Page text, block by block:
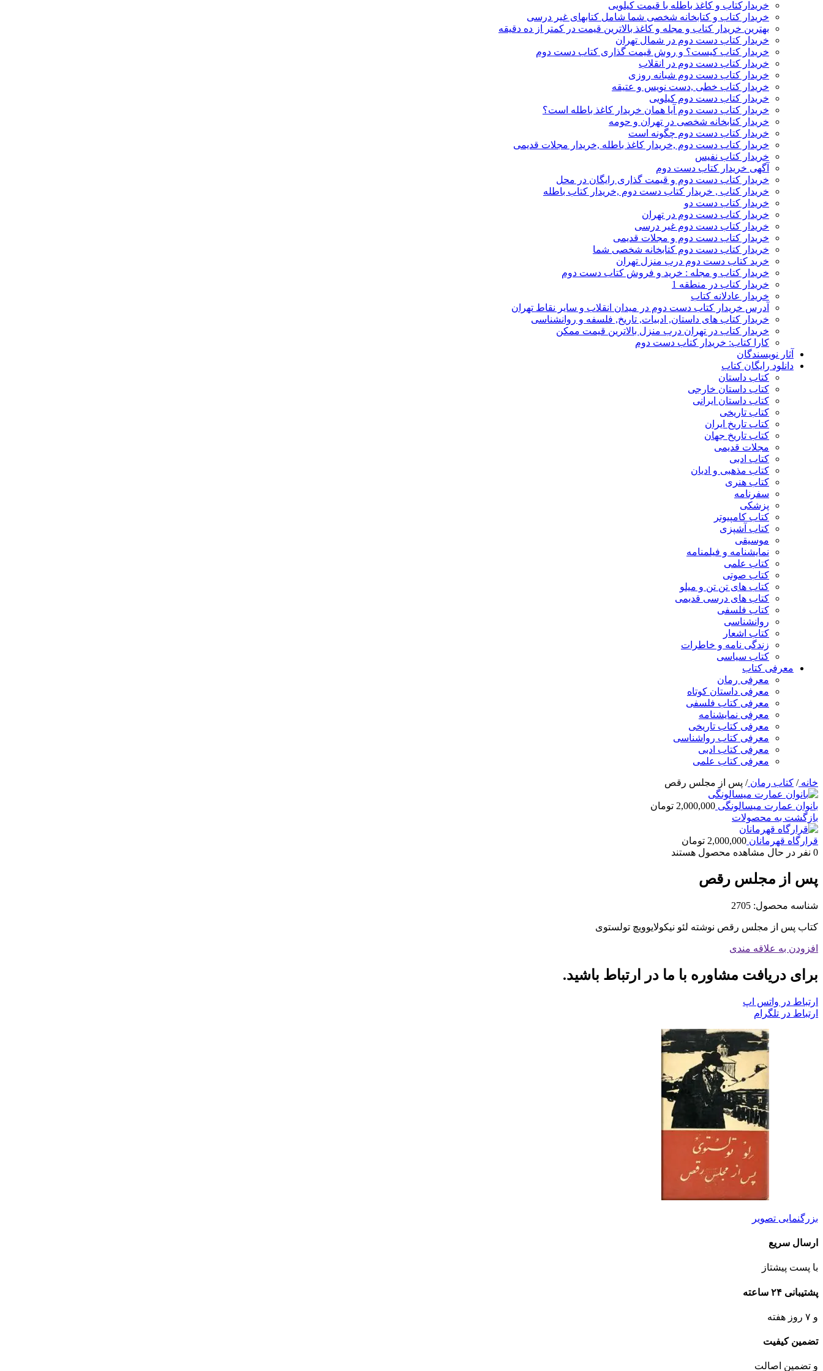
خریدارکتاب و کاغذ باطله با قیمت کیلویی
خریدار کتاب و کتابخانه شخصی شما شامل کتابهای غیر درسی
بهترین خریدار کتاب و مجله و کاغذ بالاترین قیمت در کمتر از ده دقیقه
خریدار کتاب دست دوم در شمال تهران
خریدار کتاب کیست؟ و روش قیمت گذاری کتاب دست دوم
خریدار کتاب دست دوم در انقلاب
خریدار کتاب دست دوم شبانه روزی
خریدار کتاب خطی ,دست نویس و عتیقه
خریدار کتاب دست دوم کیلویی
خریدار کتاب دست دوم آیا همان خریدار کاغذ باطله است؟
خریدار کتابخانه شخصی در تهران و حومه
خریدار کتاب دست دوم چگونه است
خریدار کتاب دست دوم ,خریدار کاغذ باطله ,خریدار مجلات قدیمی
خریدار کتاب نفیس
آگهی خریدار کتاب دست دوم
خریدار کتاب دست دوم و قیمت گذاری رایگان در محل
خریدار کتاب , خریدار کتاب دست دوم ,خریدار کتاب باطله
خریدار کتاب دست دو
خریدار کتاب دست دوم در تهران
خریدار کتاب دست دوم غیر درسی
خریدار کتاب دست دوم و مجلات قدیمی
خریدار کتاب دست دوم کتابخانه شخصی شما
خرید کتاب دست دوم درب منزل تهران
خریدار کتاب و مجله : خرید و فروش کتاب دست دوم
خریدار کتاب در منطقه 1
خریدار عادلانه کتاب
آدرس خریدار کتاب دست دوم در میدان انقلاب و سایر نقاط تهران
خریدار کتاب های داستان, ادبیات, تاریخ, فلسفه و روانشناسی
خریدار کتاب در تهران درب منزل بالاترین قیمت ممکن
کارا کتاب: خریدار کتاب دست دوم
آثار نویسندگان
دانلود رایگان کتاب
کتاب داستان
کتاب داستان خارجی
کتاب داستان ایرانی
کتاب تاریخی
کتاب تاریخ ایران
کتاب تاریخ جهان
مجلات قدیمی
کتاب ادبی
کتاب مذهبی و ادیان
کتاب هنری
سفرنامه
پزشکی
کتاب کامپیوتر
کتاب آشپزی
موسیقی
نمایشنامه و فیلمنامه
کتاب علمی
کتاب صوتی
کتاب های تن تن و میلو
کتاب های درسی قدیمی
کتاب فلسفی
روانشناسی
کتاب اشعار
زندگی نامه و خاطرات
کتاب سیاسی
معرفی کتاب
معرفی رمان
معرفی داستان کوتاه
معرفی کتاب فلسفی
معرفی نمایشنامه
معرفی کتاب تاریخی
معرفی کتاب رواشناسی
معرفی کتاب ادبی
معرفی کتاب علمی
خانه/ کتاب رمان/ پس از مجلس رقص
بانوان عمارت میسالونگی 2,000,000 تومان
بازگشت به محصولات
قرارگاه قهرمانان 2,000,000 تومان
0 نفر در حال مشاهده محصول هستند
پس از مجلس رقص
شناسه محصول: 2705
کتاب پس از مجلس رقص نوشته لئو نیکولایوویچ تولستوی
افزودن به علاقه مندی
برای دریافت مشاوره با ما در ارتباط باشید.
ارتباط در واتس اپ
ارتباط در تلگرام
بزرگنمایی تصویر
ارسال سریع
با پست پیشتاز
پشتیبانی ۲۴ ساعته
و ۷ روز هفته
تضمین کیفیت
و تضمین اصالت